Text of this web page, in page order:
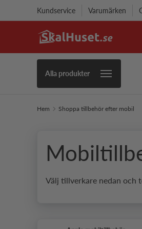
Kundservice Varumärken
Alla produkter
Hem Shoppa tillbehör efter mobil
Välj tillverkare nedan och